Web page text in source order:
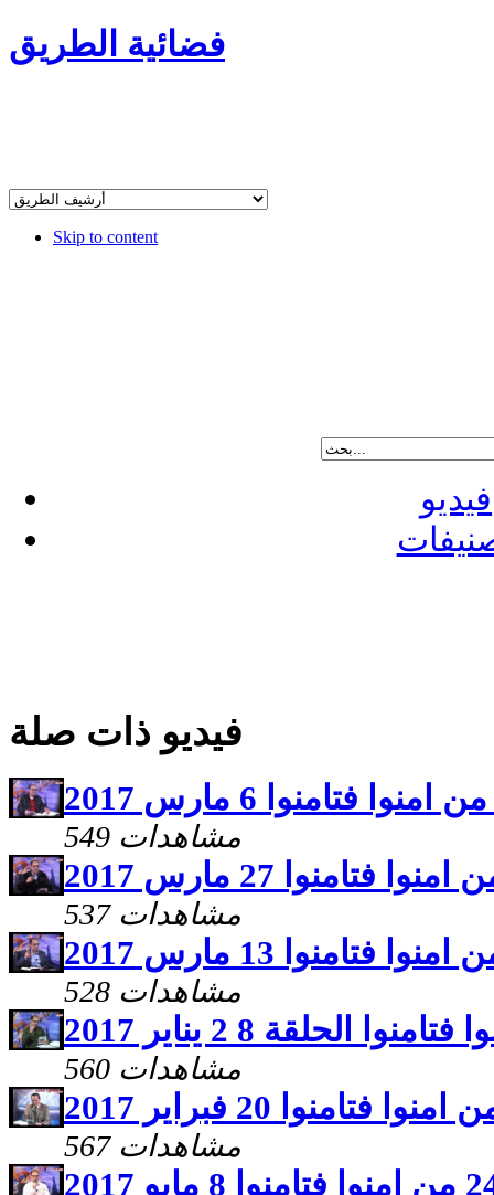
فضائية الطريق
Skip to content
فيديو
فيديو ذات صلة
549 مشاهدات
537 مشاهدات
528 مشاهدات
فتامنوا الحلقة 8 2 يناير 2017
560 مشاهدات
567 مشاهدات